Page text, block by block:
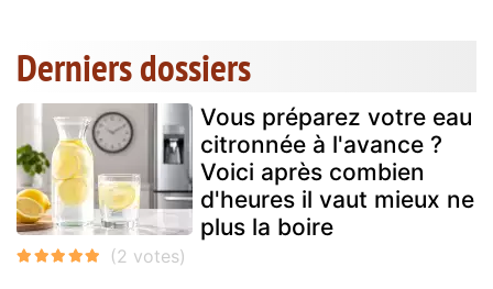
Derniers dossiers
Vous préparez votre eau
citronnée à l'avance ?
Voici après combien
d'heures il vaut mieux ne
plus la boire